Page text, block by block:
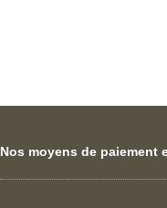
Nos moyens de paiement